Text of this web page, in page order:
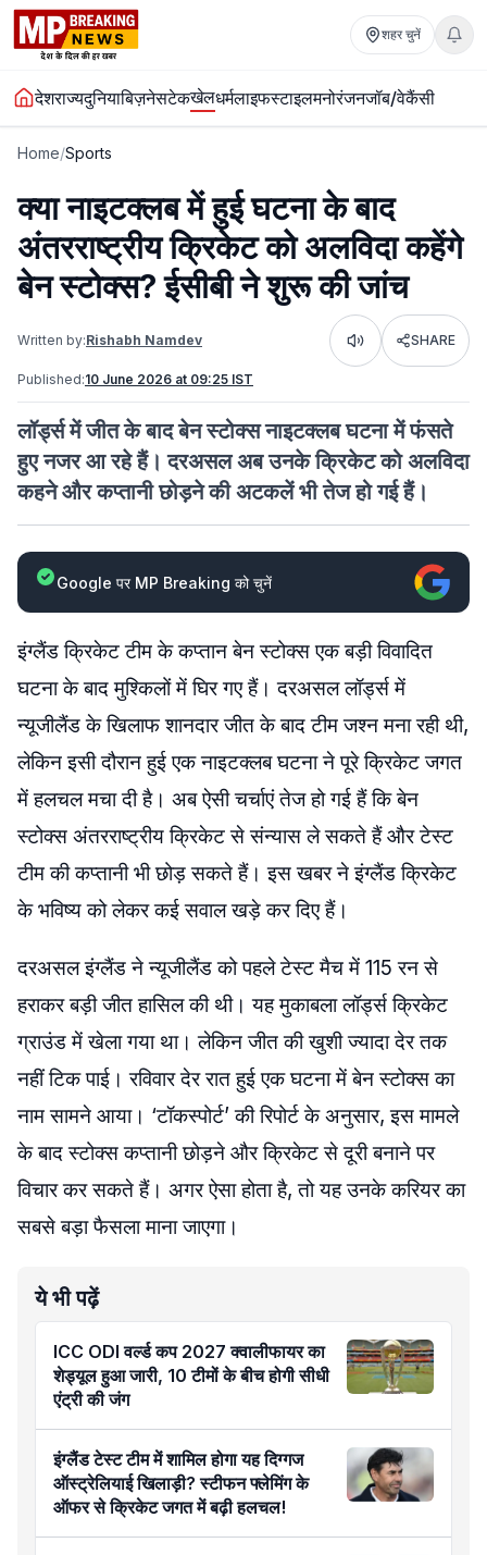
शहर चुनें
देशराज्यदुनियाबिज़नेसटेकखेलधर्मलाइफस्टाइलमनोरंजनजॉब/वेकैंसी
Home/Sports
क्या नाइटक्लब में हुई घटना के बाद
अंतरराष्ट्रीय क्रिकेट को अलविदा कहेंगे
बेन स्टोक्स? ईसीबी ने शुरू की जांच
Written by:Rishabh Namdev Listen SHARE
Published:10 June 2026 at 09:25 IST
लॉर्ड्स में जीत के बाद बेन स्टोक्स नाइटक्लब घटना में फंसते
हुए नजर आ रहे हैं। दरअसल अब उनके क्रिकेट को अलविदा
कहने और कप्तानी छोड़ने की अटकलें भी तेज हो गई हैं।
Google पर MP Breaking को चुनें
इंग्लैंड क्रिकेट टीम के कप्तान बेन स्टोक्स एक बड़ी विवादित
घटना के बाद मुश्किलों में घिर गए हैं। दरअसल लॉर्ड्स में
न्यूजीलैंड के खिलाफ शानदार जीत के बाद टीम जश्न मना रही थी,
लेकिन इसी दौरान हुई एक नाइटक्लब घटना ने पूरे क्रिकेट जगत
में हलचल मचा दी है। अब ऐसी चर्चाएं तेज हो गई हैं कि बेन
स्टोक्स अंतरराष्ट्रीय क्रिकेट से संन्यास ले सकते हैं और टेस्ट
टीम की कप्तानी भी छोड़ सकते हैं। इस खबर ने इंग्लैंड क्रिकेट
के भविष्य को लेकर कई सवाल खड़े कर दिए हैं।
दरअसल इंग्लैंड ने न्यूजीलैंड को पहले टेस्ट मैच में 115 रन से
हराकर बड़ी जीत हासिल की थी। यह मुकाबला लॉर्ड्स क्रिकेट
ग्राउंड में खेला गया था। लेकिन जीत की खुशी ज्यादा देर तक
नहीं टिक पाई। रविवार देर रात हुई एक घटना में बेन स्टोक्स का
नाम सामने आया। ‘टॉकस्पोर्ट’ की रिपोर्ट के अनुसार, इस मामले
के बाद स्टोक्स कप्तानी छोड़ने और क्रिकेट से दूरी बनाने पर
विचार कर सकते हैं। अगर ऐसा होता है, तो यह उनके करियर का
सबसे बड़ा फैसला माना जाएगा।
ये भी पढ़ें
ICC ODI वर्ल्ड कप 2027 क्वालीफायर का
शेड्यूल हुआ जारी, 10 टीमों के बीच होगी सीधी
एंट्री की जंग
इंग्लैंड टेस्ट टीम में शामिल होगा यह दिग्गज
ऑस्ट्रेलियाई खिलाड़ी? स्टीफन फ्लेमिंग के
ऑफर से क्रिकेट जगत में बढ़ी हलचल!